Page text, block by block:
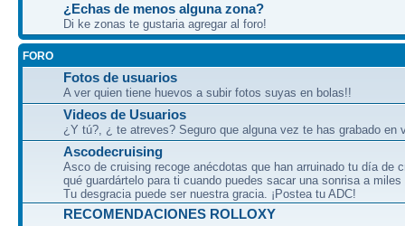
¿Echas de menos alguna zona?
Di ke zonas te gustaria agregar al foro!
FORO
Fotos de usuarios
A ver quien tiene huevos a subir fotos suyas en bolas!!
Videos de Usuarios
¿Y tú?, ¿ te atreves? Seguro que alguna vez te has grabado en
Ascodecruising
Asco de cruising recoge anécdotas que han arruinado tu día de
qué guardártelo para ti cuando puedes sacar una sonrisa a miles
Tu desgracia puede ser nuestra gracia. ¡Postea tu ADC!
RECOMENDACIONES ROLLOXY